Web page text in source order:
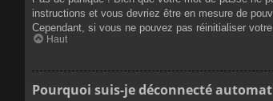
instructions et vous devriez être en mesure de
Cependant, si vous ne pouvez pas réinitialiser
Haut
Pourquoi suis-je déconnecté